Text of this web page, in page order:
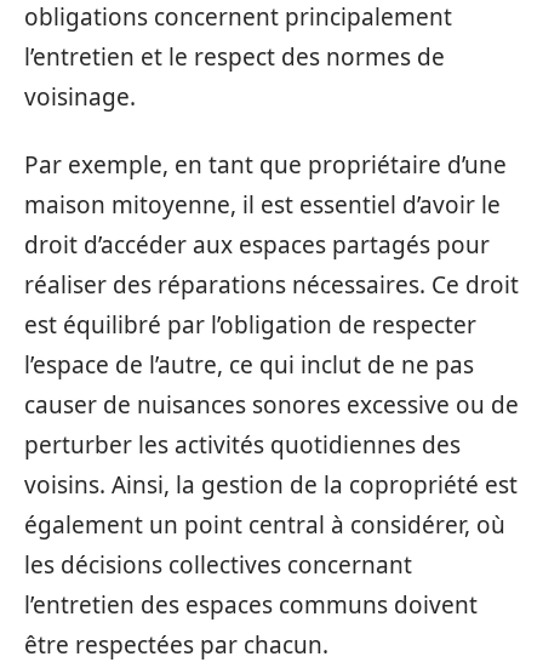
obligations concernent principalement
l’entretien et le respect des normes de
voisinage.
Par exemple, en tant que propriétaire d’une
maison mitoyenne, il est essentiel d’avoir le
droit d’accéder aux espaces partagés pour
réaliser des réparations nécessaires. Ce droit
est équilibré par l’obligation de respecter
l’espace de l’autre, ce qui inclut de ne pas
causer de nuisances sonores excessive ou de
perturber les activités quotidiennes des
voisins. Ainsi, la gestion de la copropriété est
également un point central à considérer, où
les décisions collectives concernant
l’entretien des espaces communs doivent
être respectées par chacun.